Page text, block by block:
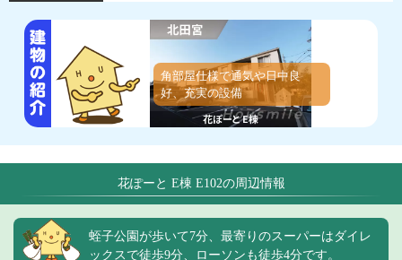
角部屋仕様で通気や日中良
好、充実の設備
花ぽーと E棟 E102の周辺情報
蛭子公園が歩いて7分、最寄りのスーパーはダイレ
ックスで徒歩9分、ローソンも徒歩4分です。